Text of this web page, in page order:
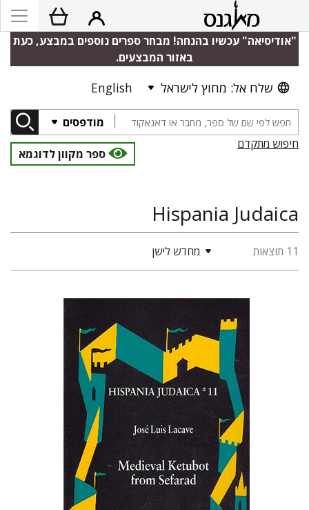
"אודיסיאה" עכשיו בהנחה! מבחר ספרים נוספים במבצע, כעת
באזור המבצעים.
שלח אל: מחוץ לישראל English
מודפסים
חיפוש מתקדם
ספר מקוון לדוגמא
Hispania Judaica
11 תוצאות מחדש לישן
Jose Luis Lacave